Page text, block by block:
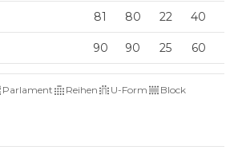
81 80 22 40
90 90 25 60
Parlament Reihen U-Form
Block